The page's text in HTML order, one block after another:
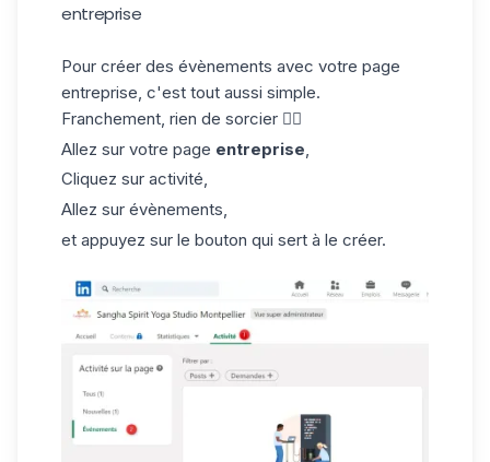
entreprise
Pour créer des évènements avec votre page
entreprise, c'est tout aussi simple.
Franchement, rien de sorcier 🧙‍♂️
Allez sur votre page entreprise
Cliquez sur activité,
Allez sur évènements,
et appuyez sur le bouton qui sert à le créer.